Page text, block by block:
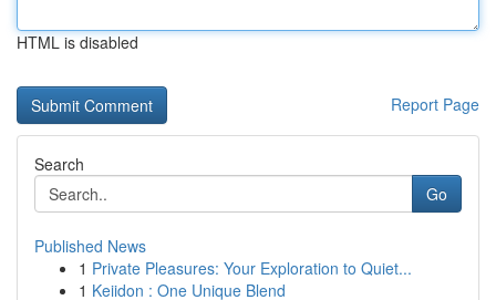
HTML is disabled
Report Page
Search
Go
Published News
1 Private Pleasures: Your Exploration to Quiet...
1 Keiidon : One Unique Blend